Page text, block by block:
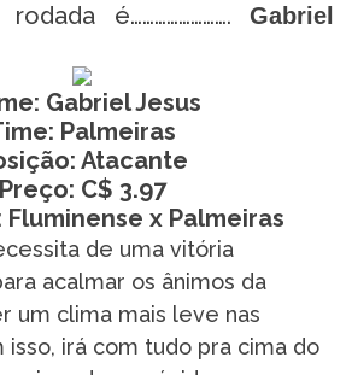
é……………………. Gabriel
Gabriel Jesus
Palmeiras
Atacante
Preço: C$ 3.97
x Palmeiras
de uma vitória
acalmar os ânimos da
um clima mais leve nas
isso, irá com tudo pra cima do